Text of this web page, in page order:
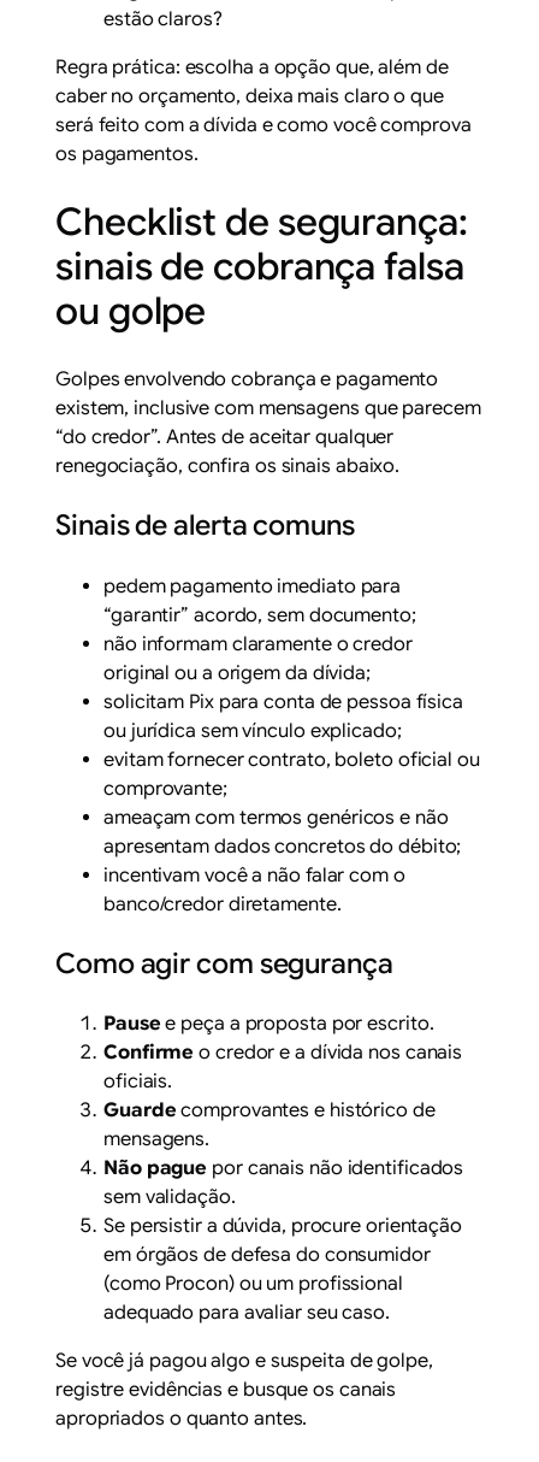
estão claros?
Regra prática: escolha a opção que, além de
caber no orçamento, deixa mais claro o que
será feito com a dívida e como você comprova
os pagamentos.
Checklist de segurança:
sinais de cobrança falsa
ou golpe
Golpes envolvendo cobrança e pagamento
existem, inclusive com mensagens que parecem
“do credor”. Antes de aceitar qualquer
renegociação, confira os sinais abaixo.
Sinais de alerta comuns
pedem pagamento imediato para
“garantir” acordo, sem documento;
não informam claramente o credor
original ou a origem da dívida;
solicitam Pix para conta de pessoa física
ou jurídica sem vínculo explicado;
evitam fornecer contrato, boleto oficial ou
comprovante;
ameaçam com termos genéricos e não
apresentam dados concretos do débito;
incentivam você a não falar com o
banco/credor diretamente.
Como agir com segurança
Pause e peça a proposta por escrito.
Confirme o credor e a dívida nos canais
oficiais.
Guarde comprovantes e histórico de
mensagens.
Não pague por canais não identificados
sem validação.
Se persistir a dúvida, procure orientação
em órgãos de defesa do consumidor
(como Procon) ou um profissional
adequado para avaliar seu caso.
Se você já pagou algo e suspeita de golpe,
registre evidências e busque os canais
apropriados o quanto antes.